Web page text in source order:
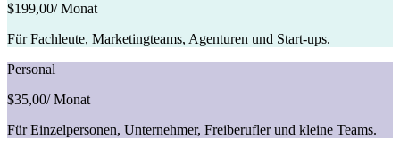
$199,00/ Monat
Für Fachleute, Marketingteams, Agenturen und Start-ups.
Personal
$35,00/ Monat
Für Einzelpersonen, Unternehmer, Freiberufler und kleine Teams.